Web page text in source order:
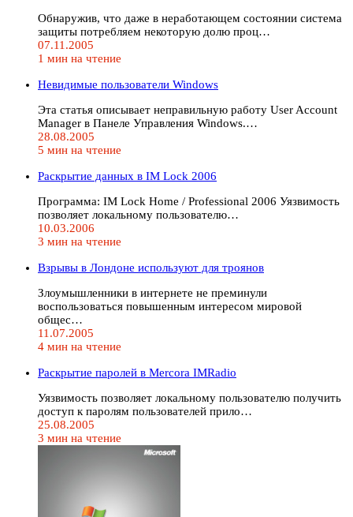
Обнаружив, что даже в неработающем состоянии система
защиты потребляем некоторую долю проц…
07.11.2005
1 мин на чтение
Невидимые пользователи Windows
Эта статья описывает неправильную работу User Account
Manager в Панеле Управления Windows.…
28.08.2005
5 мин на чтение
Раскрытие данных в IM Lock 2006
Программа: IM Lock Home / Professional 2006 Уязвимость
позволяет локальному пользователю…
10.03.2006
3 мин на чтение
Взрывы в Лондоне используют для троянов
Злоумышленники в интернете не преминули
воспользоваться повышенным интересом мировой
общес…
11.07.2005
4 мин на чтение
Раскрытие паролей в Mercora IMRadio
Уязвимость позволяет локальному пользователю получить
доступ к паролям пользователей прило…
25.08.2005
3 мин на чтение